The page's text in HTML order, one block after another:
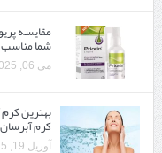
مقایسه
شما
می 06, 2025
بهترین
کرم آبرسان
آوریل 19, 2025